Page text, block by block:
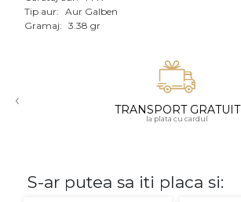
Aur mixt
18K
Tip aur: Aur Galben
Gramaj: 3.38 gr
‹ TRANSPORT GRATUIT
la plata cu cardul
S-ar putea sa iti placa si: